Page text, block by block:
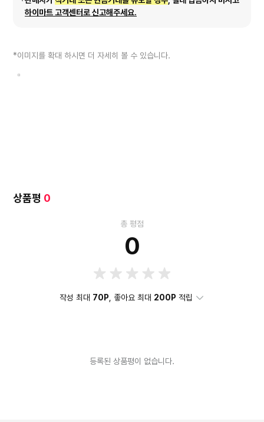
하이마트 고객센터로 신고해주세요.
*이미지를 확대 하시면 더 자세히 볼 수 있습니다.
상품평 0
총 평점
0
작성 최대 70P , 좋아요 최대 200P 적립
등록된 상품평이 없습니다.